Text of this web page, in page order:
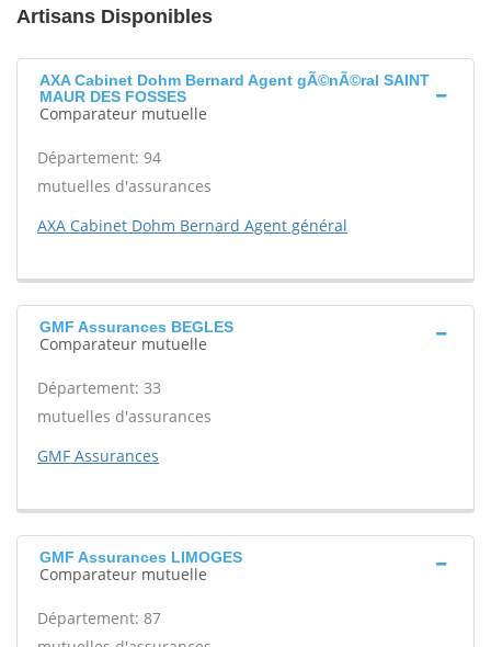
Artisans Disponibles
AXA Cabinet Dohm Bernard Agent gÃ©nÃ©ral SAINT
MAUR DES FOSSES
Comparateur mutuelle
Département: 94
mutuelles d'assurances
AXA Cabinet Dohm Bernard Agent général
GMF Assurances BEGLES
Comparateur mutuelle
Département: 33
mutuelles d'assurances
GMF Assurances
GMF Assurances LIMOGES
Comparateur mutuelle
Département: 87